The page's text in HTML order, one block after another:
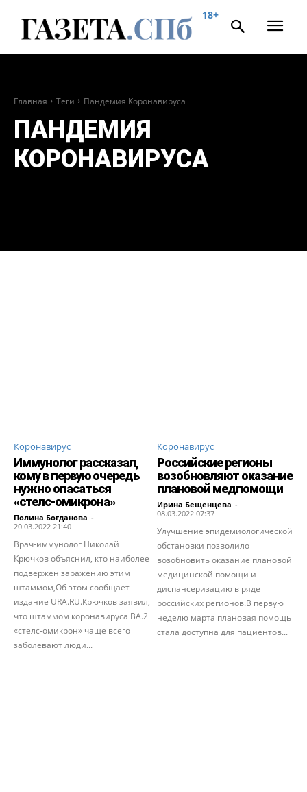
18+
Главная Теги Пандемия Коронавируса
ПАНДЕМИЯ
КОРОНАВИРУСА
Коронавирус
Иммунолог рассказал,
кому в первую очередь
нужно опасаться
«стелс-омикрона»
Полина Богданова -
20.03.2022 21:40
Врач-иммунолог Николай
Крючков объяснил, кто наиболее
подвержен заражению этим
штаммом,Об этом сообщает
издание URA.RU.Крючков заявил,
что штаммом коронавируса BA.2
«стелс-омикрон» чаще всего
заболевают люди...
Коронавирус
Российские регионы
возобновляют оказание
плановой медпомощи
Ирина Бещенцева -
08.03.2022 07:37
Улучшение эпидемиологической
обстановки позволило
возобновить оказание плановой
медицинской помощи и
диспансеризацию в ряде
российских регионов.В первую
неделю марта плановая помощь
стала доступна для пациентов...